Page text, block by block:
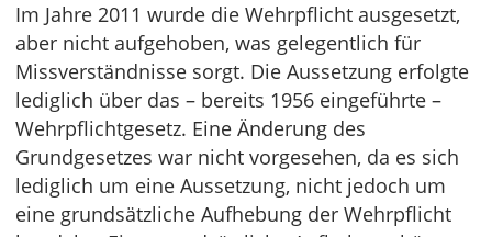
Im Jahre 2011 wurde die Wehrpflicht ausgesetzt,
aber nicht aufgehoben, was gelegentlich für
Missverständnisse sorgt. Die Aussetzung erfolgte
lediglich über das – bereits 1956 eingeführte –
Wehrpflichtgesetz. Eine Änderung des
Grundgesetzes war nicht vorgesehen, da es sich
lediglich um eine Aussetzung, nicht jedoch um
eine grundsätzliche Aufhebung der Wehrpflicht